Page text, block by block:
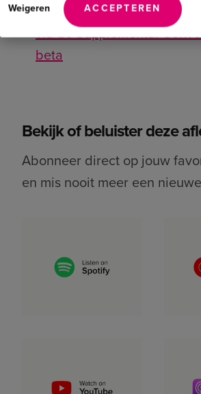
Weigeren ACCEPTEREN
koppelbaar voor Google
via de Supplemental
beta
Bekijk of beluister deze
Abonneer direct op jouw
en mis nooit meer een